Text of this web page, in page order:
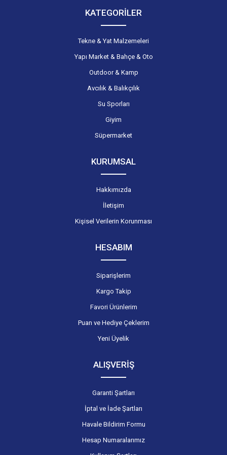
KATEGORİLER
Tekne & Yat Malzemeleri
Yapı Market & Bahçe & Oto
Outdoor & Kamp
Avcılık & Balıkçılık
Su Sporları
Giyim
Süpermarket
KURUMSAL
Hakkımızda
İletişim
Kişisel Verilerin Korunması
HESABIM
Siparişlerim
Kargo Takip
Favori Ürünlerim
Puan ve Hediye Çeklerim
Yeni Üyelik
ALIŞVERİŞ
Garanti Şartları
İptal ve İade Şartları
Havale Bildirim Formu
Hesap Numaralarımız